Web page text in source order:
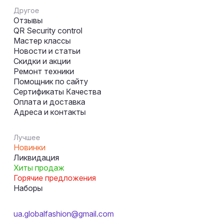
Другое
Отзывы
QR Security control
Мастер классы
Новости и статьи
Скидки и акции
Ремонт техники
Помощник по сайту
Сертификаты Качества
Оплата и доставка
Адреса и контакты
Лучшее
Новинки
Ликвидация
Хиты продаж
Горячие предложения
Наборы
ua.globalfashion@gmail.com